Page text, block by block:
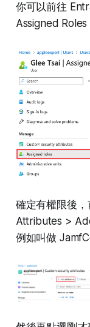
你可以前往
Assigned
確定有權限後
Attributes >
例如叫做